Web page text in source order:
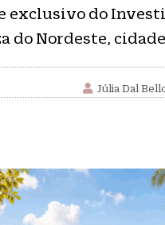
exclusivo do
do Nordeste,
Júlia Dal